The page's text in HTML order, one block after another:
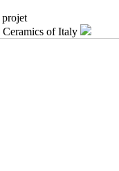
projet
of Italy